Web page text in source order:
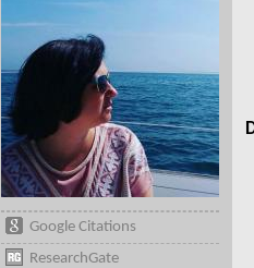
Google Citations
ResearchGate